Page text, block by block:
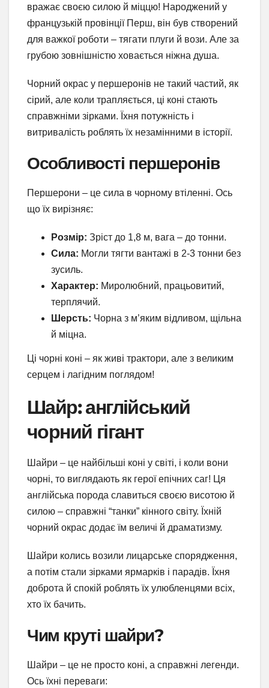
вражає своєю силою й міццю! Народжений у
французькій провінції Перш, він був створений
для важкої роботи – тягати плуги й вози. Але за
грубою зовнішністю ховається ніжна душа.
Чорний окрас у першеронів не такий частий, як
сірий, але коли трапляється, ці коні стають
справжніми зірками. Їхня потужність і
витривалість роблять їх незамінними в історії.
Особливості першеронів
Першерони – це сила в чорному втіленні. Ось
що їх вирізняє:
Розмір: Зріст до 1,8 м, вага – до тонни.
Сила: Могли тягти вантажі в 2-3 тонни без
зусиль.
Характер: Миролюбний, працьовитий,
терплячий.
Шерсть: Чорна з м’яким відливом, щільна
й міцна.
Ці чорні коні – як живі трактори, але з великим
серцем і лагідним поглядом!
Шайр: англійський
чорний гігант
Шайри – це найбільші коні у світі, і коли вони
чорні, то виглядають як герої епічних саг! Ця
англійська порода славиться своєю висотою й
силою – справжні “танки” кінного світу. Їхній
чорний окрас додає їм величі й драматизму.
Шайри колись возили лицарське спорядження,
а потім стали зірками ярмарків і парадів. Їхня
доброта й спокій роблять їх улюбленцями всіх,
хто їх бачить.
Чим круті шайри?
Шайри – це не просто коні, а справжні легенди.
Ось їхні переваги: